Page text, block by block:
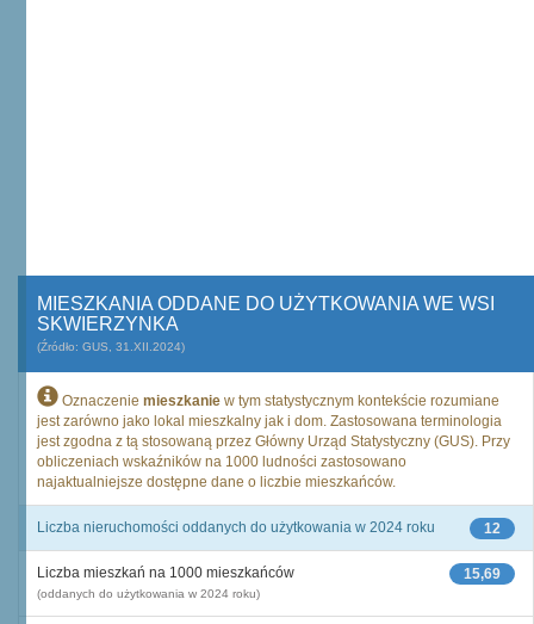
MIESZKANIA ODDANE DO UŻYTKOWANIA WE WSI
SKWIERZYNKA
(Źródło: GUS, 31.XII.2024)
Oznaczenie mieszkanie w tym statystycznym kontekście rozumiane
jest zarówno jako lokal mieszkalny jak i dom. Zastosowana terminologia
jest zgodna z tą stosowaną przez Główny Urząd Statystyczny (GUS). Przy
obliczeniach wskaźników na 1000 ludności zastosowano
najaktualniejsze dostępne dane o liczbie mieszkańców.
12
Liczba nieruchomości oddanych do użytkowania w 2024 roku
15,69
Liczba mieszkań na 1000 mieszkańców
(oddanych do użytkowania w 2024 roku)